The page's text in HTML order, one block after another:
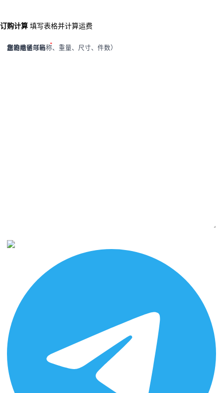
订购计算 填写表格并计算运费
您的姓名
您的电子邮箱
您的电话号码
出发点
目的地
货物描述（名称、重量、尺寸、件数）